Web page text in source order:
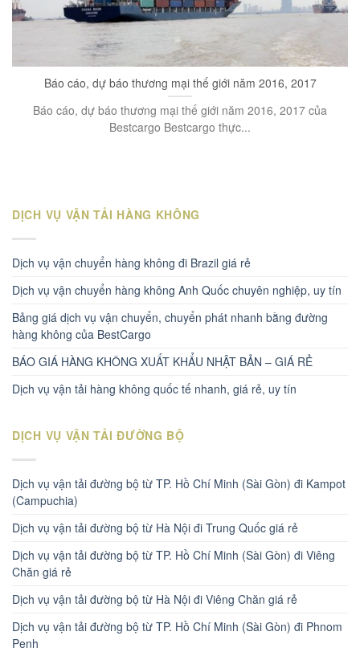
Báo cáo, dự báo thương mại thế giới năm 2016, 2017
Báo cáo, dự báo thương mại thế giới năm 2016, 2017 của
Bestcargo Bestcargo thực...
DỊCH VỤ VẬN TẢI HÀNG KHÔNG
Dịch vụ vận chuyển hàng không đi Brazil giá rẻ
Dịch vụ vận chuyển hàng không Anh Quốc chuyên nghiệp, uy tín
Bảng giá dịch vụ vận chuyển, chuyển phát nhanh bằng đường
hàng không của BestCargo
BÁO GIÁ HÀNG KHÔNG XUẤT KHẨU NHẬT BẢN – GIÁ RẺ
Dịch vụ vận tải hàng không quốc tế nhanh, giá rẻ, uy tín
DỊCH VỤ VẬN TẢI ĐƯỜNG BỘ
Dịch vụ vận tải đường bộ từ TP. Hồ Chí Minh (Sài Gòn) đi Kampot
(Campuchia)
Dịch vụ vận tải đường bộ từ Hà Nội đi Trung Quốc giá rẻ
Dịch vụ vận tải đường bộ từ TP. Hồ Chí Minh (Sài Gòn) đi Viêng
Chăn giá rẻ
Dịch vụ vận tải đường bộ từ Hà Nội đi Viêng Chăn giá rẻ
Dịch vụ vận tải đường bộ từ TP. Hồ Chí Minh (Sài Gòn) đi Phnom
Penh